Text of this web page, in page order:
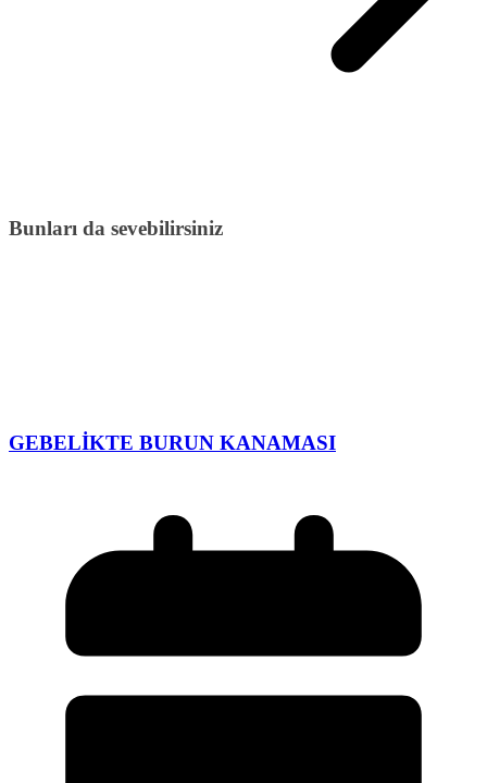
Bunları da sevebilirsiniz
GEBELİKTE BURUN KANAMASI